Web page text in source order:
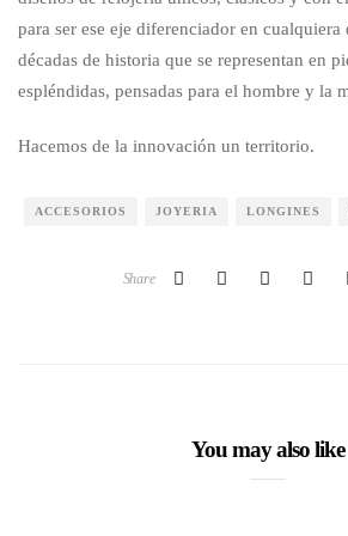
para ser ese eje diferenciador en cualquiera
décadas de historia que se representan en
espléndidas, pensadas para el hombre y la
Hacemos de la innovación un territorio.
ACCESORIOS JOYERIA LONGINES
Share
You may also like